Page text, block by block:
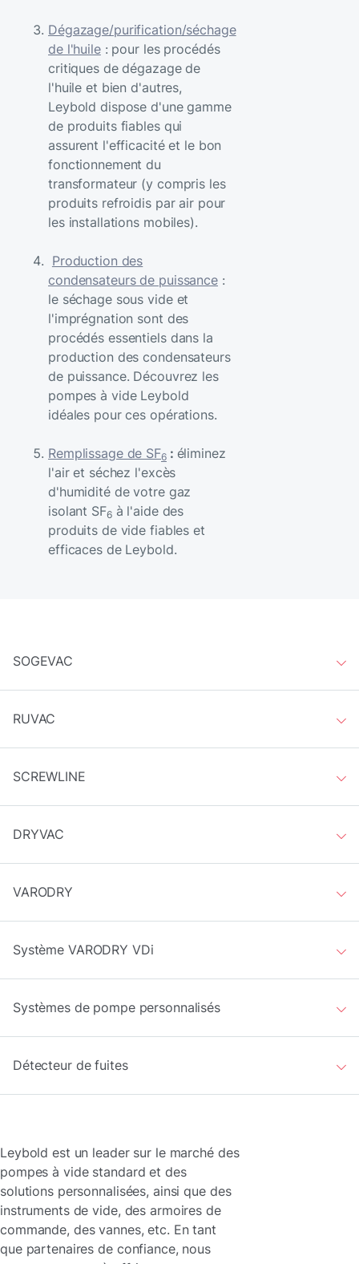
Dégazage/purification/séchage
de l'huile: pour les procédés
critiques de dégazage de
l'huile et bien d'autres,
Leybold dispose d'une gamme
de produits fiables qui
assurent l'efficacité et le bon
fonctionnement du
transformateur (y compris les
produits refroidis par air pour
les installations mobiles).
Production des
condensateurs de puissance:
le séchage sous vide et
l'imprégnation sont des
procédés essentiels dans la
production des condensateurs
de puissance. Découvrez les
pompes à vide Leybold
idéales pour ces opérations.
Remplissage de SF6: éliminez
l'air et séchez l'excès
d'humidité de votre gaz
isolant SF6à l'aide des
produits de vide fiables et
efficaces de Leybold.
SOGEVAC
RUVAC
SCREWLINE
DRYVAC
VARODRY
Système VARODRY VDi
Systèmes de pompe personnalisés
Détecteur de fuites
Leybold est un leader sur le marché des
pompes à vide standard et des
solutions personnalisées, ainsi que des
instruments de vide, des armoires de
commande, des vannes, etc. En tant
que partenaires de confiance, nous